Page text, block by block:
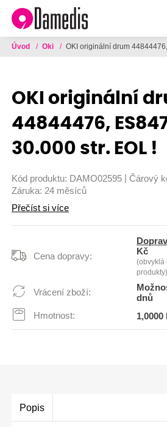
Úvod / Oki /
OKI originální
44844476,
30.000 str. EOL !
Kód produktu: DAMO02595 Čárový
Záruka: 24 měsíců
Přečíst si více
Cena dopravy:
Kč
(obvyklá
produkty)
Vrácení zboží:
dnů
Hmotnost:
1,0000
Popis